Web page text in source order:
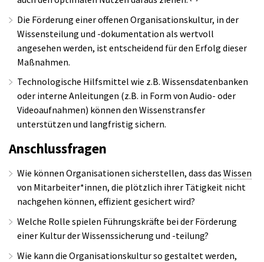
Die Förderung einer offenen Organisationskultur, in der
Wissensteilung und -dokumentation als wertvoll
angesehen werden, ist entscheidend für den Erfolg dieser
Maßnahmen.
Technologische Hilfsmittel wie z.B. Wissensdatenbanken
oder interne Anleitungen (z.B. in Form von Audio- oder
Videoaufnahmen) können den Wissenstransfer
unterstützen und langfristig sichern.
Anschlussfragen
Wie können Organisationen sicherstellen, dass das Wissen
von Mitarbeiter*innen, die plötzlich ihrer Tätigkeit nicht
nachgehen können, effizient gesichert wird?
Welche Rolle spielen Führungskräfte bei der Förderung
einer Kultur der Wissenssicherung und -teilung?
Wie kann die Organisationskultur so gestaltet werden,